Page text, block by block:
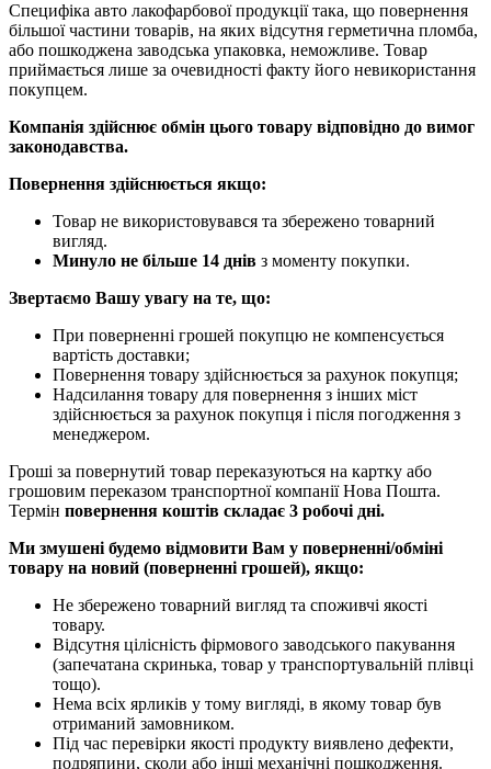
Специфіка авто лакофарбової продукції така, що повернення
більшої частини товарів, на яких відсутня герметична пломба,
або пошкоджена заводська упаковка, неможливе. Товар
приймається лише за очевидності факту його невикористання
покупцем.
Компанія здійснює обмін цього товару відповідно до вимог
законодавства.
Повернення здійснюється якщо:
Товар не використовувався та збережено товарний
вигляд.
Минуло не більше 14 днів з моменту покупки.
Звертаємо Вашу увагу на те, що:
При поверненні грошей покупцю не компенсується
вартість доставки;
Повернення товару здійснюється за рахунок покупця;
Надсилання товару для повернення з інших міст
здійснюється за рахунок покупця і після погодження з
менеджером.
Гроші за повернутий товар переказуються на картку або
грошовим переказом транспортної компанії Нова Пошта.
Термін повернення коштів складає 3 робочі дні.
Ми змушені будемо відмовити Вам у поверненні/обміні
товару на новий (поверненні грошей), якщо:
Не збережено товарний вигляд та споживчі якості
товару.
Відсутня цілісність фірмового заводського пакування
(запечатана скринька, товар у транспортувальній плівці
тощо).
Нема всіх ярликів у тому вигляді, в якому товар був
отриманий замовником.
Під час перевірки якості продукту виявлено дефекти,
подряпини, сколи або інші механічні пошкодження.